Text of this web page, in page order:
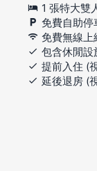
1 張特大雙
免費自助停
免費無線上
包含休閒設
提前入住 (
延後退房 (